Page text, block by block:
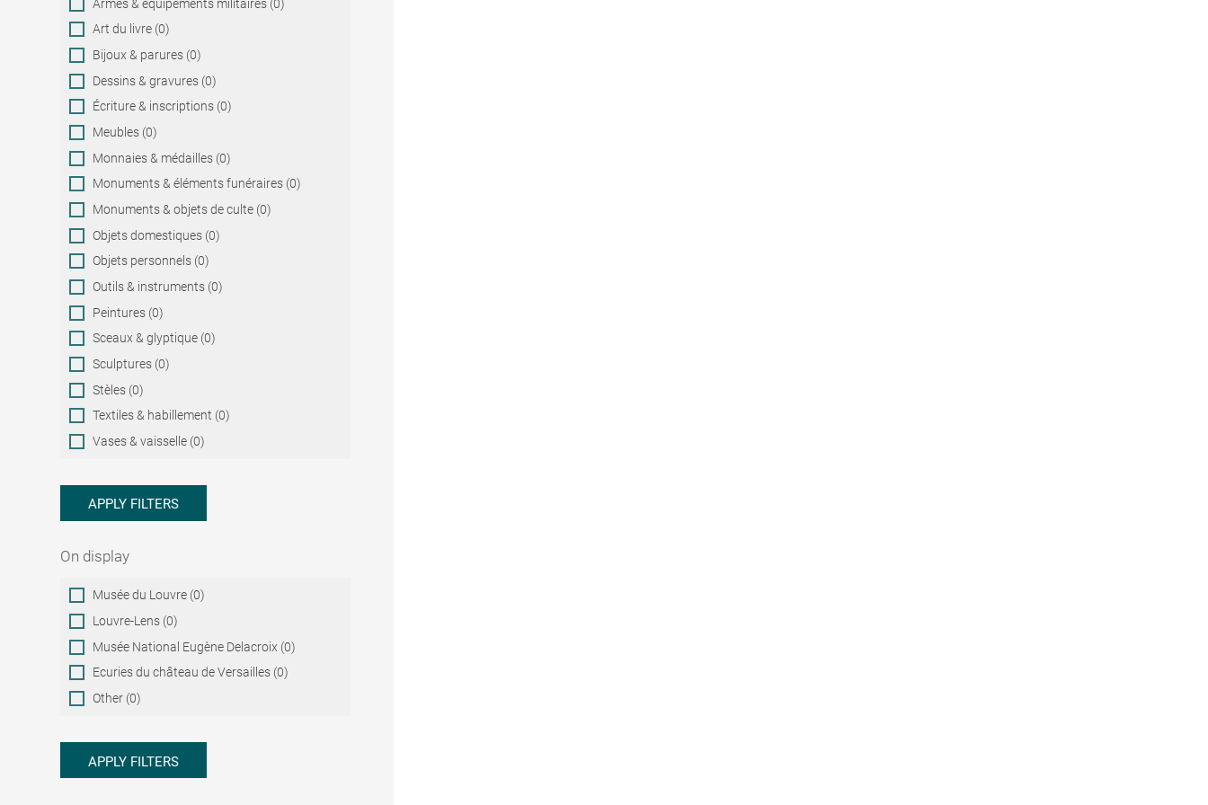
Armes & équipements militaires (0)
Art du livre (0)
Bijoux & parures (0)
Dessins & gravures (0)
Écriture & inscriptions (0)
Meubles (0)
Monnaies & médailles (0)
Monuments & éléments funéraires (0)
Monuments & objets de culte (0)
Objets domestiques (0)
Objets personnels (0)
Outils & instruments (0)
Peintures (0)
Sceaux & glyptique (0)
Sculptures (0)
Stèles (0)
Textiles & habillement (0)
Vases & vaisselle (0)
APPLY FILTERS
On display
On
display
Musée du Louvre (0)
Louvre-Lens (0)
Musée National Eugène Delacroix (0)
Ecuries du château de Versailles (0)
Other (0)
APPLY FILTERS